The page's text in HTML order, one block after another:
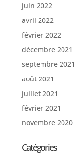
juin 2022
avril 2022
février 2022
décembre 2021
septembre 2021
août 2021
juillet 2021
février 2021
novembre 2020
Catégories